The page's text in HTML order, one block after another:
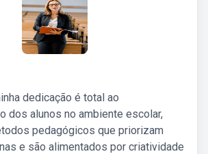
dedicação é total ao
dos alunos no ambiente escolar,
pedagógicos que priorizam
e são alimentados por criatividade